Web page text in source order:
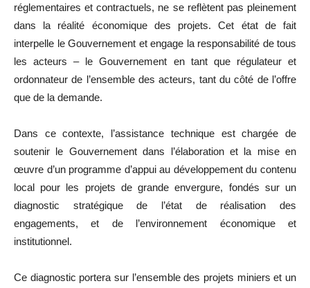
réglementaires et contractuels, ne se reflètent pas pleinement
dans la réalité économique des projets. Cet état de fait
interpelle le Gouvernement et engage la responsabilité de tous
les acteurs – le Gouvernement en tant que régulateur et
ordonnateur de l’ensemble des acteurs, tant du côté de l’offre
que de la demande.
Dans ce contexte, l’assistance technique est chargée de
soutenir le Gouvernement dans l’élaboration et la mise en
œuvre d’un programme d’appui au développement du contenu
local pour les projets de grande envergure, fondés sur un
diagnostic stratégique de l’état de réalisation des
engagements, et de l’environnement économique et
institutionnel.
Ce diagnostic portera sur l’ensemble des projets miniers et un